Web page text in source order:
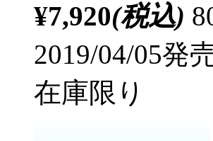
¥7,920(税込)
2019/04/05発
在庫限り